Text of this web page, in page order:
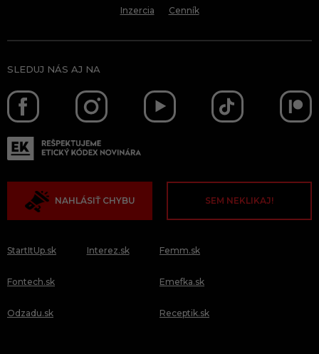
Inzercia Cenník
SLEDUJ NÁS AJ NA
NAHLÁSIŤ CHYBU SEM NEKLIKAJ!
StartItUp.sk
Fontech.sk
Odzadu.sk
Interez.sk Femm.sk
Emefka.sk
Receptik.sk